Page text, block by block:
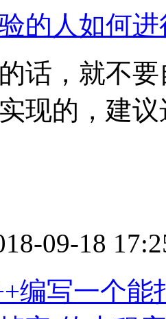
的人如何
话，就不
现的，建
09-18
编写一个